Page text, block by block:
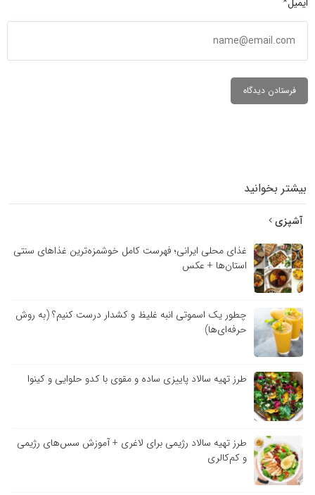
بیشتر بخوانید
آشپزی
غذای محلی ایرانی؛ فهرست کامل خوشمزه‌ترین غذاهای سنتی
استان‌ها + عکس
چطور یک اسموتی انبه غلیظ و کشدار درست کنیم؟ (به روش
حرفه‌ای‌ها)
طرز تهیه سالاد پاییزی ساده و مقوی با کدو حلوایی و کینوا
طرز تهیه سالاد رژیمی برای لاغری + آموزش سس‌های رژیمی
و کم‌کالری